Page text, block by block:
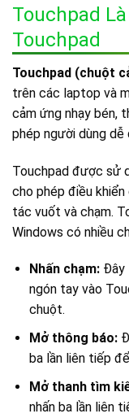
Touchpad
Touchpad
Touchpad (chuột
trên các laptop và
cảm ứng nhạy bén,
phép người dùng dễ
Touchpad được sử
cho phép điều
tác vuốt và chạm.
Windows có nhiều
Nhấn chạm:Đây
ngón tay vào
chuột.
Mở thông báo:
ba lần liên tiếp
Mở thanh tìm
nhấn ba lần liên